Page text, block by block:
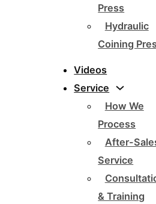
Press
Hydraulic
Coining
Videos
Service
How We
Process
After-
Service
& Training